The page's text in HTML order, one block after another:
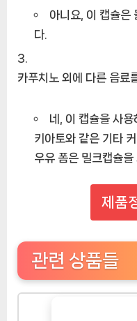
아니요, 이 캡슐은
다.
카푸치노 외에 다른 음료
네, 이 캡슐을 사
키아토와 같은 기타
우유 폼은 밀크캡슐을
제품
관련 상품들